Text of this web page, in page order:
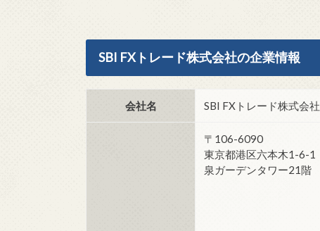
SBI FXトレード株式会社の企業情報
会社名 SBI FXトレード株式会社
〒106-6090
東京都港区六本木1-6-1
泉ガーデンタワー21階